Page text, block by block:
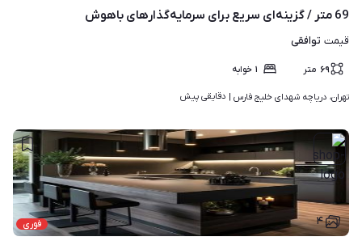
69 متر / گزینه‌ای سریع برای سرمایه‌گذارهای باهوش
قیمت توافقی
۶۹ متر ۱ خوابه
تهران، دریاچه شهدای خلیج فارس | دقایقی پیش
فوری ۴